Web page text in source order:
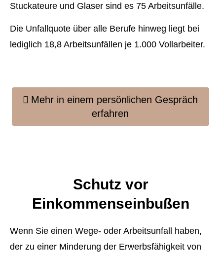
Stuckateure und Glaser sind es 75 Arbeitsunfälle.
Die Unfallquote über alle Berufe hinweg liegt bei
lediglich 18,8 Arbeitsunfällen je 1.000 Vollarbeiter.
Mehr in einem persönlichen Gespräch
erfahren
Schutz vor
Einkommenseinbußen
Wenn Sie einen Wege- oder Arbeitsunfall haben,
der zu einer Minderung der Erwerbsfähigkeit von